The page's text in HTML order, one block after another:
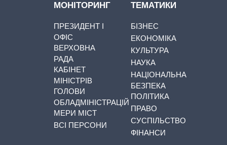
МОНІТОРИНГ
ПРЕЗИДЕНТ І
ОФІС
ВЕРХОВНА
РАДА
КАБІНЕТ
МІНІСТРІВ
ГОЛОВИ
ОБЛАДМІНІСТРАЦІЙ
МЕРИ МІСТ
ВСІ ПЕРСОНИ
ТЕМАТИКИ
БІЗНЕС
ЕКОНОМІКА
КУЛЬТУРА
НАУКА
НАЦІОНАЛЬНА
БЕЗПЕКА
ПОЛІТИКА
ПРАВО
СУСПІЛЬСТВО
ФІНАНСИ